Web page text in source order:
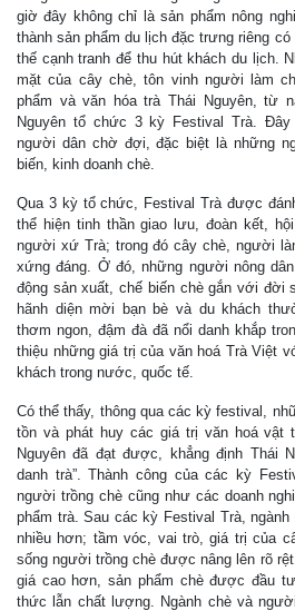
giờ đây không chỉ là sản phẩm nông
thành sản phẩm du lịch đặc trưng riêng
thế cạnh tranh để thu hút khách du lịch.
mặt của cây chè, tôn vinh người làm
phẩm và văn hóa trà Thái Nguyên, từ
Nguyên tổ chức 3 kỳ Festival Trà.
người dân chờ đợi, đặc biệt là những
biến, kinh doanh chè.
Qua 3 kỳ tổ chức, Festival Trà được
thể hiện tinh thần giao lưu, đoàn kết,
người xứ Trà; trong đó cây chè, người
xứng đáng. Ở đó, những người nông
động sản xuất, chế biến chè gắn với đời
hãnh diện mời bạn bè và du khách
thơm ngon, đậm đà đã nổi danh khắp
thiệu những giá trị của văn hoá Trà Việt
khách trong nước, quốc tế.
Có thể thấy, thông qua các kỳ festival,
tồn và phát huy các giá trị văn hoá vật
Nguyên đã đạt được, khẳng định Thái
danh trà”. Thành công của các kỳ
người trồng chè cũng như các doanh
phẩm trà. Sau các kỳ Festival Trà,
nhiều hơn; tầm vóc, vai trò, giá trị của
sống người trồng chè được nâng lên rõ
giá cao hơn, sản phẩm chè được đầu
thức lẫn chất lượng. Ngành chè và